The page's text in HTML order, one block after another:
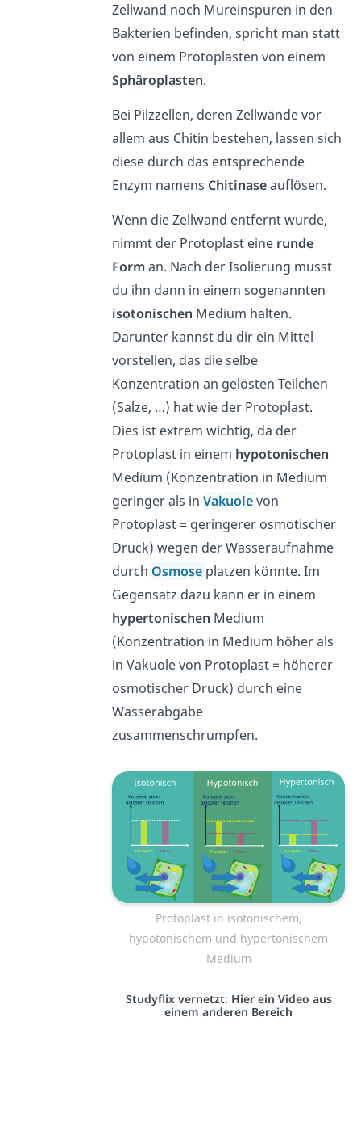
Zellwand noch Mureinspuren in den
Bakterien befinden, spricht man statt
von einem Protoplasten von einem
Sphäroplasten.
Bei Pilzzellen, deren Zellwände vor
allem aus Chitin bestehen, lassen sich
diese durch das entsprechende
Enzym namens Chitinaseauflösen.
Wenn die Zellwand entfernt wurde,
nimmt der Protoplast eine runde
Forman. Nach der Isolierung musst
du ihn dann in einem sogenannten
isotonischen Medium halten.
Darunter kannst du dir ein Mittel
vorstellen, das die selbe
Konzentration an gelösten Teilchen
(Salze, …) hat wie der Protoplast.
Dies ist extrem wichtig, da der
Protoplast in einem hypotonischen
Medium (Konzentration in Medium
geringer als inVakuolevon
Protoplast = geringerer osmotischer
Druck) wegen der Wasseraufnahme
durch Osmose platzen könnte. Im
Gegensatz dazu kann er in einem
hypertonischen Medium
(Konzentration in Medium höher als
in Vakuole von Protoplast = höherer
osmotischer Druck) durch eine
Wasserabgabe
zusammenschrumpfen.
Protoplast in isotonischem,
hypotonischem und hypertonischem
Medium
Studyflix vernetzt: Hier ein Video aus
einem anderen Bereich